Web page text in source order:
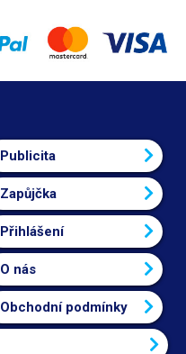
Publicita
Zapůjčka
Přihlášení
O nás
Obchodní podmínky